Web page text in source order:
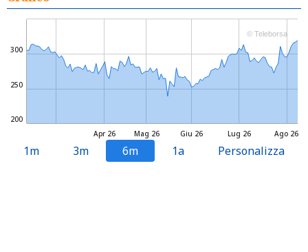
Mag 26 Lug 26
Apr 26 Giu 26 Ago 26
200
250
300
© Teleborsa
1m 3m 6m 1a Personalizza